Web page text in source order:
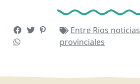
Entre Rios noticias
provinciales